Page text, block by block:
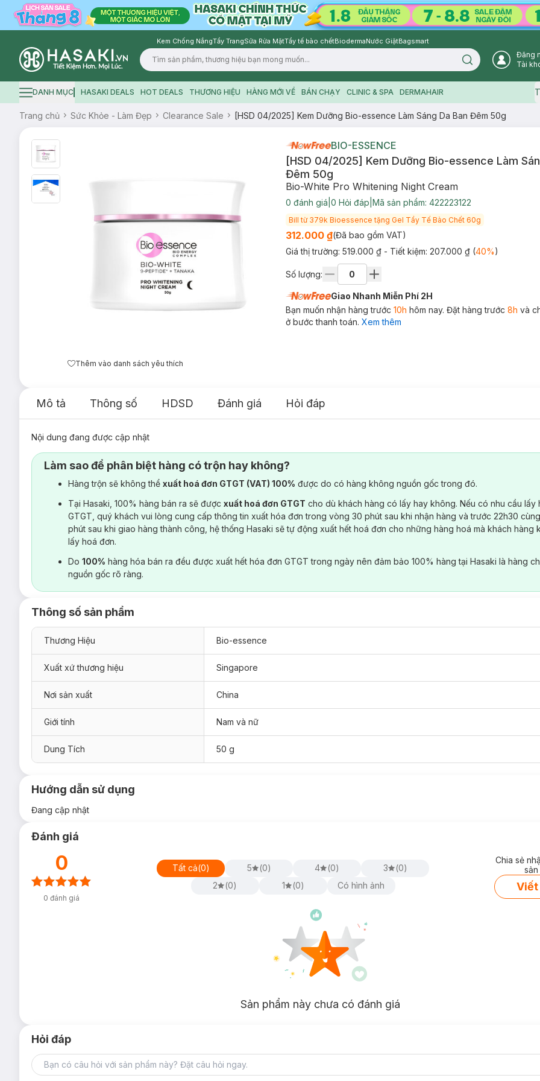
Kem Chống NắngTẩy TrangSữa Rửa MặtTẩy tế bào chếtBiodermaNước GiặtBagsmart
Logo
Search icon
Đăng
Tài
Hamburger icon
DANH MỤC HASAKI DEALS HOT DEALS THƯƠNG HIỆU HÀNG MỚI VỀ BÁN CHẠY CLINIC & SPA DERMAHAIR
Trang chủ Sức Khỏe - Làm Đẹp Clearance Sale [HSD 04/2025] Kem Dưỡng Bio-essence Làm Sáng Da Ban Đêm 50g
Thêm vào danh sách yêu thích
BIO-ESSENCE
[HSD 04/2025] Kem Dưỡng Bio-essence Làm
Đêm 50g
Bio-White Pro Whitening Night Cream
0 đánh giá 0 Hỏi đáp Mã sản phẩm: 422223122
Bill từ 379k Bioessence tặng Gel Tẩy Tế Bào Chết 60g
312.000 ₫(Đã bao gồm VAT)
Giá thị trường: 519.000 ₫ - Tiết kiệm: 207.000 ₫(40%)
Số lượng:
Giao Nhanh Miễn Phí 2H
Bạn muốn nhận hàng trước 10h hôm nay. Đặt hàng trước 8h và
ở bước thanh toán. Xem thêm
Mô tả Thông số HDSD Đánh giá Hỏi đáp
Nội dung đang được cập nhật
Làm sao để phân biệt hàng có trộn hay không?
Hàng trộn sẽ không thể xuất hoá đơn GTGT (VAT) 100% được do có hàng không nguồn gốc trong đó.
Tại Hasaki, 100% hàng bán ra sẽ được xuất hoá đơn GTGT cho dù khách hàng có lấy hay không. Nếu có nhu cầu lấy
GTGT, quý khách vui lòng cung cấp thông tin xuất hóa đơn trong vòng 30 phút sau khi nhận hàng và trước 22h30
phút sau khi giao hàng thành công, hệ thống Hasaki sẽ tự động xuất hết hoá đơn cho những hàng hoá mà khách hàng
lấy hoá đơn.
Do 100% hàng hóa bán ra đều được xuất hết hóa đơn GTGT trong ngày nên đảm bảo 100% hàng tại Hasaki là hàng
nguồn gốc rõ ràng.
Thông số sản phẩm
Thương Hiệu Bio-essence
Xuất xứ thương hiệu Singapore
Nơi sản xuất China
Giới tính Nam và nữ
Dung Tích 50 g
Hướng dẫn sử dụng
Đang cập nhật
Đánh giá
0
0 đánh giá
Tất cả(0) 5 (0) 4 (0) 3 (0)
2
(0) 1 (0) Có hình ảnh
Chia sẻ
Viết
Sản phẩm này chưa có đánh giá
Hỏi đáp